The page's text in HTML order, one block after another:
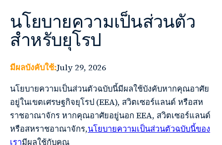
นโยบายความเป็นส่วนตัว
สำหรับยุโรป
มีผลบังคับใช้:July 29, 2026
นโยบายความเป็นส่วนตัวฉบับนี้มีผลใช้บังคับหากคุณอาศัย
อยู่ในเขตเศรษฐกิจยุโรป (EEA), สวิตเซอร์แลนด์ หรือสห
ราชอาณาจักร หากคุณอาศัยอยู่นอก EEA, สวิตเซอร์แลนด์
หรือสหราชอาณาจักร,นโยบายความเป็นส่วนตัวฉบับนี้ของ
เรามีผลใช้กับคุณ